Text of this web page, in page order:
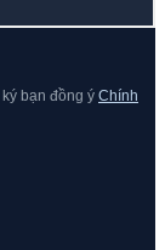
ký bạn đồng ý Chính